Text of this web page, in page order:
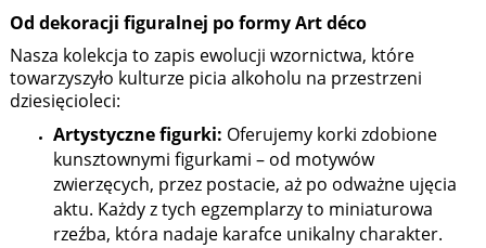
Od dekoracji figuralnej po formy Art déco
Nasza kolekcja to zapis ewolucji wzornictwa, które
towarzyszyło kulturze picia alkoholu na przestrzeni
dziesięcioleci:
Artystyczne figurki: Oferujemy korki zdobione
kunsztownymi figurkami – od motywów
zwierzęcych, przez postacie, aż po odważne ujęcia
aktu. Każdy z tych egzemplarzy to miniaturowa
rzeźba, która nadaje karafce unikalny charakter.